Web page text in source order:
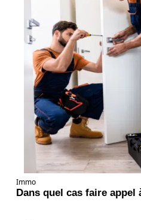
Immo
Dans quel cas faire